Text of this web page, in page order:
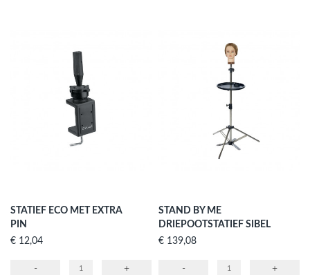
STATIEF ECO MET EXTRA
PIN
Prijs
€ 12,04
- +
STAND BY ME
DRIEPOOTSTATIEF SIBEL
Prijs
€ 139,08
- +